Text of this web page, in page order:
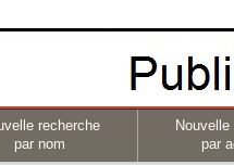
recherche
par nom
par